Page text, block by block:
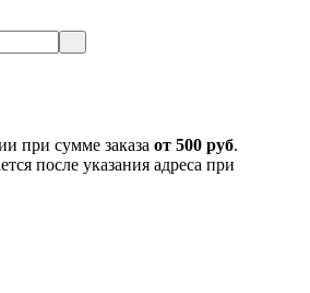
при сумме заказа от 500 руб.
после указания адреса при